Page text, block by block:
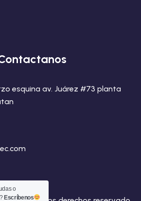
esquina av. Juárez #73 planta
o
Escríbenos